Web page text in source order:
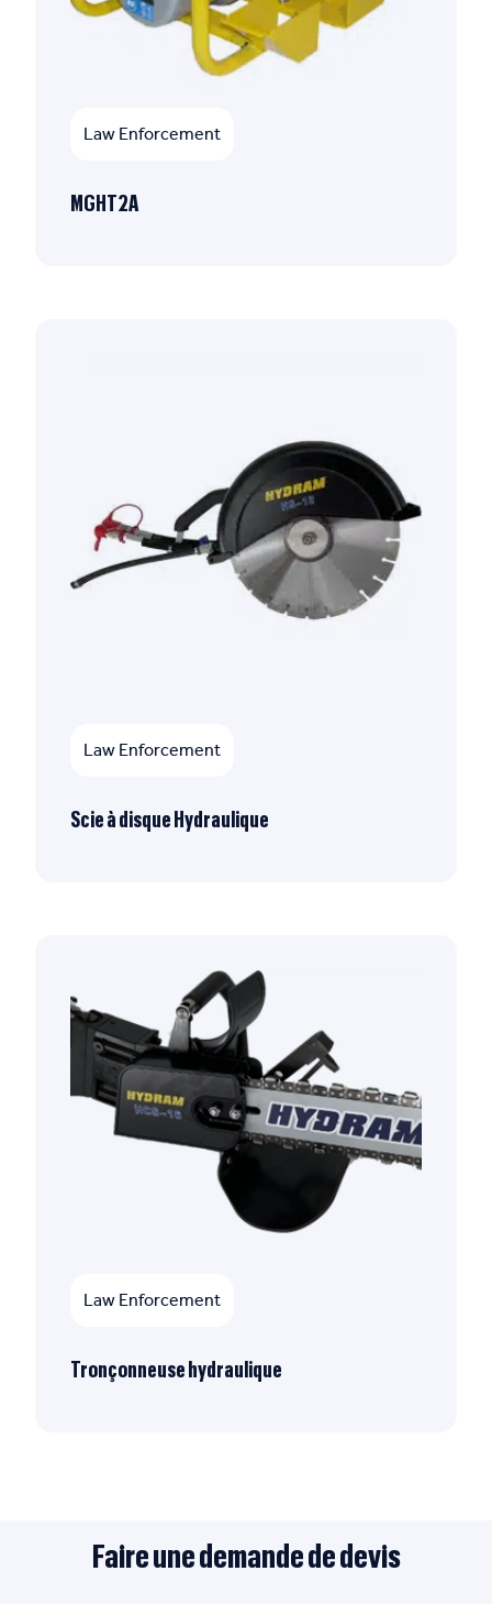
Law Enforcement
MGHT2A
Law Enforcement
Scie à disque Hydraulique
Law Enforcement
Tronçonneuse hydraulique
Faire une demande de devis